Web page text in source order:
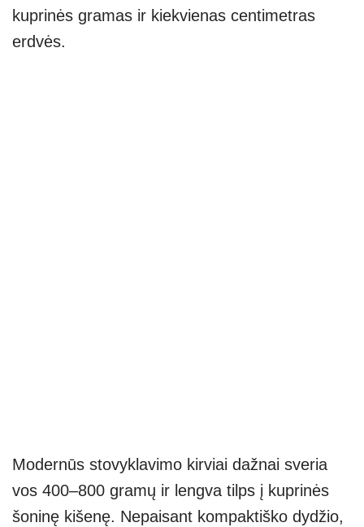
kuprinės gramas ir kiekvienas centimetras
erdvės.
Modernūs stovyklavimo kirviai dažnai sveria
vos 400–800 gramų ir lengva tilps į kuprinės
šoninę kišenę. Nepaisant kompaktiško dydžio,